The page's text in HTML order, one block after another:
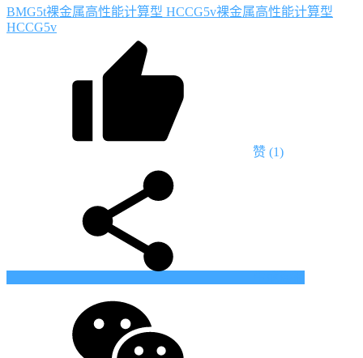
BMG5t裸金属高性能计算型 HCCG5v裸金属高性能计算型
HCCG5v
赞 (1)